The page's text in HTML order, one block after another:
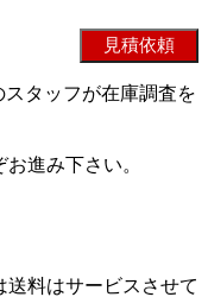
スタッフが在庫調査を
進み下さい。
料はサービスさせて